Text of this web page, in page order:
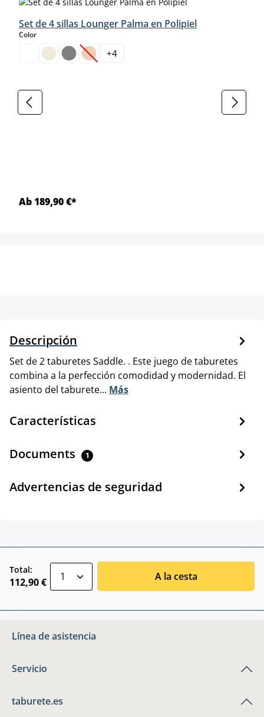
Set de 4 sillas Lounger Palma en Polipiel
Colorselect
(Esta opción no está disponible en este
+4
Ab 189,90 €*
Descripción
Set de 2 taburetes Saddle. . Este juego de taburetes
combina a la perfección comodidad y modernidad. El
asiento del taburete… Más
Características
Documents 1
Advertencias de seguridad
Total:
112,90 € A la cesta
Línea de asistencia
Servicio
taburete.es